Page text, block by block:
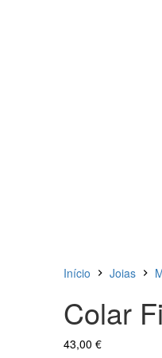
Início Joias
Colar
43,00 €